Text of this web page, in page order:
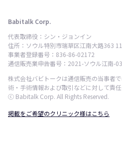
Babitalk Corp.
代表取締役：シン・ジョンイン
住所：ソウル特別市瑞草区江南大路363
事業者登録番号：836-86-02172
通信販売業申告番号：2021-ソウル江南-
株式会社バビトークは通信販売の当事者
術・手術情報および取引などに対して責任
ⓒ Babitalk Corp. All Rights Reserved.
掲載をご希望のクリニック様はこちら